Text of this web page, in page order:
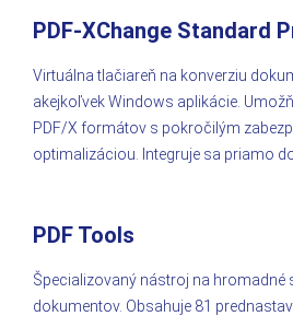
PDF-XChange Standard
Virtuálna tlačiareň na konverziu
akejkoľvek Windows aplikácie.
PDF/X formátov s pokročilým
optimalizáciou. Integruje sa priamo
PDF Tools
Špecializovaný nástroj na hromadné
dokumentov. Obsahuje 81